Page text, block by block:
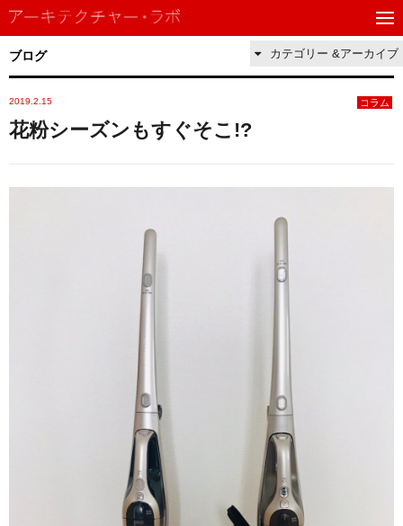
ブログ カテゴリー &アーカイブ
2019.2.15 コラム
花粉シーズンもすぐそこ!?